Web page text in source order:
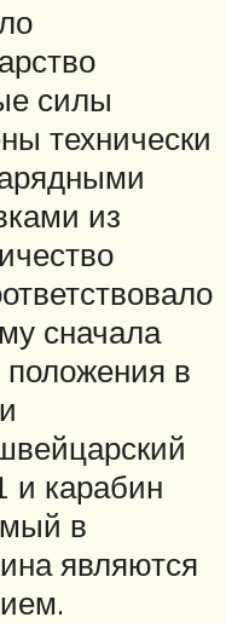
силы
технически
из
сначала
положения в
и карабин
в
являются